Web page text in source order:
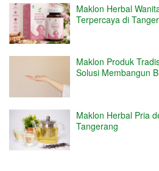
Maklon Herbal
Terpercaya di
Maklon Produk
Solusi Membangun
Maklon Herbal Pria
Tangerang